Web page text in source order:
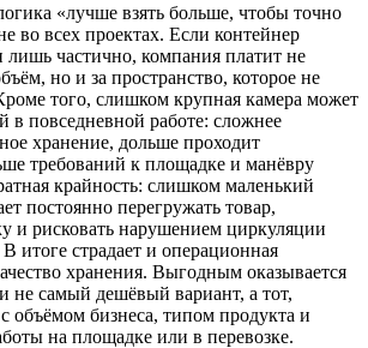
«лучше взять больше, чтобы точно
во всех проектах. Если контейнер
лишь частично, компания платит не
но и за пространство, которое не
того, слишком крупная камера может
в повседневной работе: сложнее
хранение, дольше проходит
требований к площадке и манёвру
крайность: слишком маленький
постоянно перегружать товар,
и рисковать нарушением циркуляции
итоге страдает и операционная
хранения. Выгодным оказывается
не самый дешёвый вариант, а тот,
объёмом бизнеса, типом продукта и
на площадке или в перевозке.